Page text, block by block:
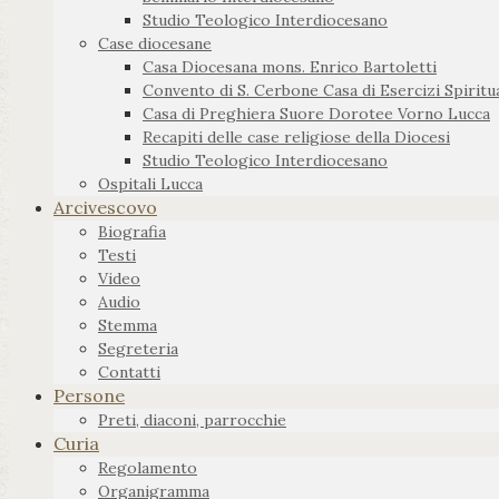
Studio Teologico Interdiocesano
Case diocesane
Casa Diocesana mons. Enrico Bartoletti
Convento di S. Cerbone Casa di Esercizi
Casa di Preghiera Suore Dorotee Vorno Lucca
Recapiti delle case religiose della Diocesi
Studio Teologico Interdiocesano
Ospitali Lucca
Arcivescovo
Biografia
Testi
Video
Audio
Stemma
Segreteria
Contatti
Persone
Preti, diaconi, parrocchie
Curia
Regolamento
Organigramma